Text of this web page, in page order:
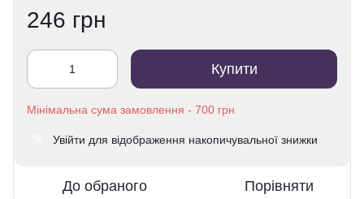
246 грн
Купити
Увійти для відображення накопичувальної знижки
До обраного Порівняти